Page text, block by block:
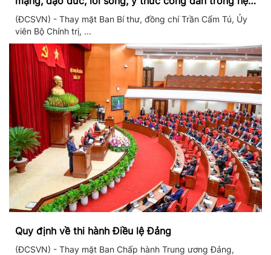
thống giáo dục quốc dân
(ĐCSVN) - Thay mặt Ban Bí thư, đồng chí Trần Cẩm Tú, Ủy
viên Bộ Chính trị, ...
Quy định về thi hành Điều lệ Đảng
(ĐCSVN) - Thay mặt Ban Chấp hành Trung ương Đảng,